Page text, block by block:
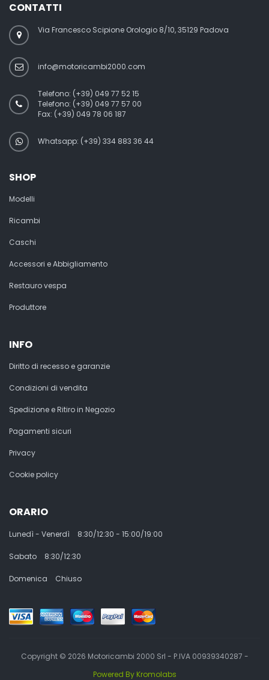
CONTATTI
Via Francesco Scipione Orologio 8/10, 35129 Padova
info@motoricambi2000.com
Telefono: (+39) 049 77 52 15
Telefono: (+39) 049 77 57 00
Fax: (+39) 049 78 06 187
Whatsapp: (+39) 334 883 36 44
SHOP
Modelli
Ricambi
Caschi
Accessori e Abbigliamento
Restauro vespa
Produttore
INFO
Diritto di recesso e garanzie
Condizioni di vendita
Spedizione e Ritiro in Negozio
Pagamenti sicuri
Privacy
Cookie policy
ORARIO
Lunedì - Venerdì 8:30/12:30 - 15:00/19:00
Sabato 8:30/12:30
Domenica Chiuso
Copyright © 2026 Motoricambi 2000 Srl - P.IVA 00939340287 -
Powered By Kromolabs